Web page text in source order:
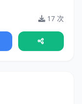
17 次